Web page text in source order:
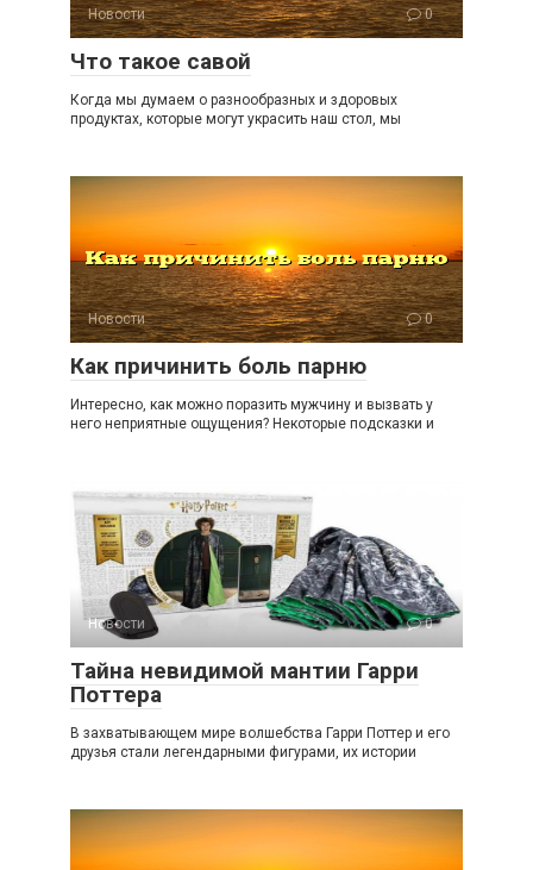
Новости 0
Что такое савой
Когда мы думаем о разнообразных и здоровых
продуктах, которые могут украсить наш стол, мы
Новости 0
Как причинить боль парню
Интересно, как можно поразить мужчину и вызвать у
него неприятные ощущения? Некоторые подсказки и
Новости 0
Тайна невидимой мантии Гарри
Поттера
В захватывающем мире волшебства Гарри Поттер и его
друзья стали легендарными фигурами, их истории